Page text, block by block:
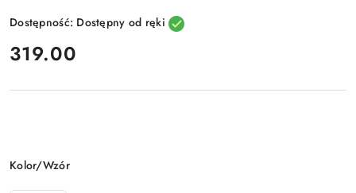
Dostępność: Dostępny od ręki
cena:
319.00
Wariant
Kolor/Wzór